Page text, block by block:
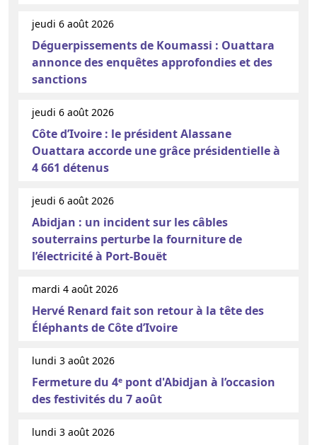
jeudi 6 août 2026
Déguerpissements de Koumassi : Ouattara
annonce des enquêtes approfondies et des
sanctions
jeudi 6 août 2026
Côte d’Ivoire : le président Alassane
Ouattara accorde une grâce présidentielle à
4 661 détenus
jeudi 6 août 2026
Abidjan : un incident sur les câbles
souterrains perturbe la fourniture de
l’électricité à Port-Bouët
mardi 4 août 2026
Hervé Renard fait son retour à la tête des
Éléphants de Côte d’Ivoire
lundi 3 août 2026
Fermeture du 4ᵉ pont d'Abidjan à l’occasion
des festivités du 7 août
lundi 3 août 2026